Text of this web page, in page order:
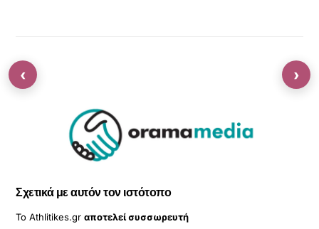
Σχετικά με αυτόν τον ιστότοπο
Το Athlitikes.grαποτελεί συσσωρευτή
‹ ›